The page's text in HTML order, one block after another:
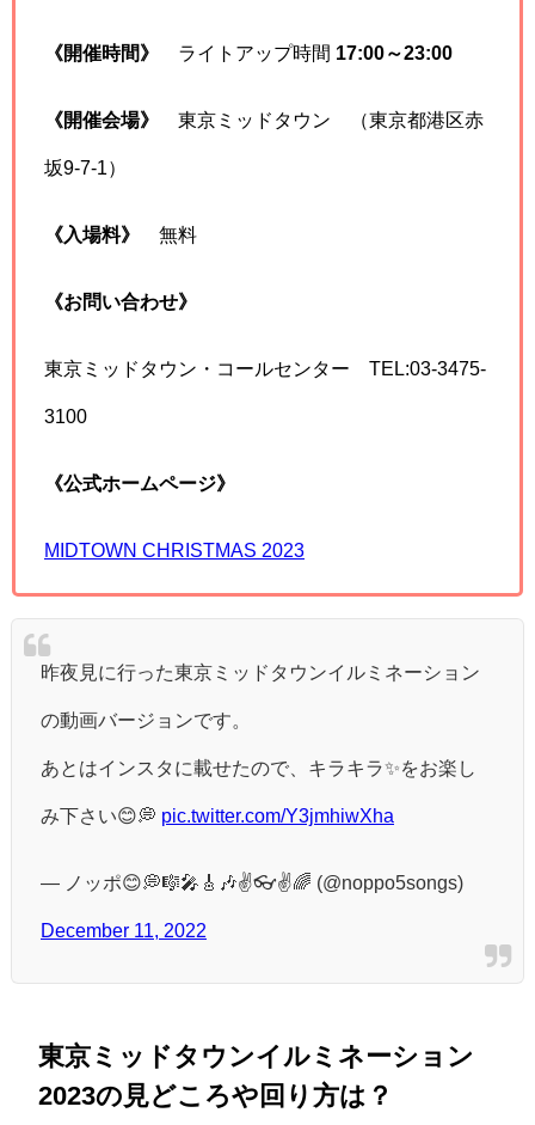
《開催時間》 ライトアップ時間 17:00～23:00
《開催会場》 東京ミッドタウン （東京都港区赤
坂9-7-1）
《入場料》 無料
《お問い合わせ》
東京ミッドタウン・コールセンター TEL:03-3475-
3100
《公式ホームページ》
MIDTOWN CHRISTMAS 2023
昨夜見に行った東京ミッドタウンイルミネーション
の動画バージョンです。
あとはインスタに載せたので、キラキラ✨をお楽し
み下さい😊💭 pic.twitter.com/Y3jmhiwXha
— ノッポ😊💭🎼🎤🎸🎶✌️👓✌️🌈 (@noppo5songs)
December 11, 2022
東京ミッドタウンイルミネーション
2023の見どころや回り方は？